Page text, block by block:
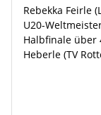
Rebekka Feirle
U20-
Halbfinale über
Heberle (TV